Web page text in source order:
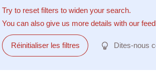
Try to reset filters to widen your search.
You can also give us more details with our
Réinitialiser les filtres Dites-nous